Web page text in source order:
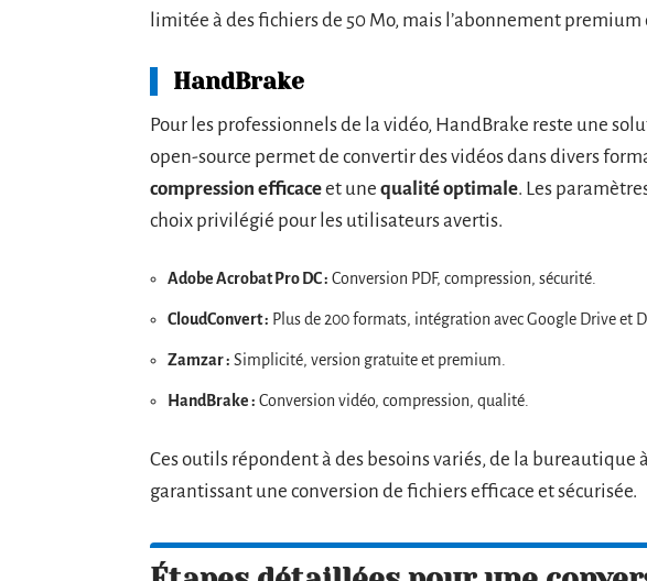
limitée à des fichiers de 50 Mo, mais l’abonnement premium
HandBrake
Pour les professionnels de la vidéo, HandBrake reste une
open-source permet de convertir des vidéos dans divers
compression efficaceet une qualité optimale. Les
choix privilégié pour les utilisateurs avertis.
Adobe Acrobat Pro DC : Conversion PDF, compression, sécurité.
CloudConvert : Plus de 200 formats, intégration avec Google Drive et
Zamzar : Simplicité, version gratuite et premium.
HandBrake : Conversion vidéo, compression, qualité.
Ces outils répondent à des besoins variés, de la
garantissant une conversion de fichiers efficace et sécurisée.